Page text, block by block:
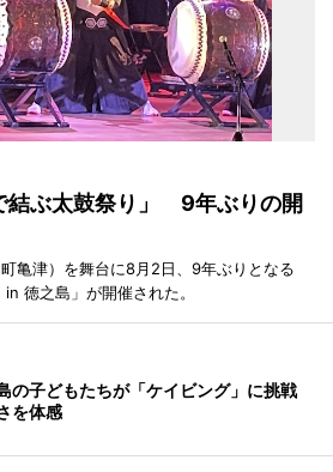
結ぶ太鼓祭り」 9年ぶりの開
亀津）を舞台に8月2日、9年ぶりとなる
徳之島」が開催された。
の子どもたちが「ケイビング」に挑戦
を体感